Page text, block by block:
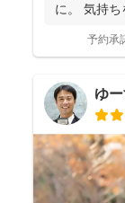
に。 気持
予約承
ゆ